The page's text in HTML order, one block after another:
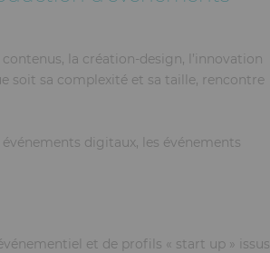
la création-design, l’innovation
soit sa complexité et sa taille, rencontre
digitaux, les événements
et de profils « start up » issus